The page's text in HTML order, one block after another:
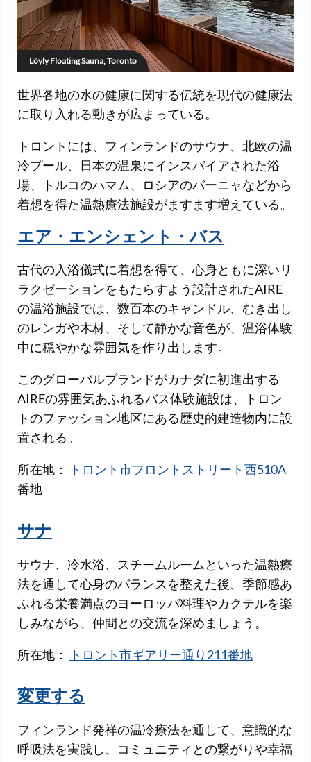
Löyly Floating Sauna, Toronto
世界各地の水の健康に関する伝統を現代の健康法
に取り入れる動きが広まっている。
トロントには、フィンランドのサウナ、北欧の温
冷プール、日本の温泉にインスパイアされた浴
場、トルコのハマム、ロシアのバーニャなどから
着想を得た温熱療法施設がますます増えている。
エア・エンシェント・バス
古代の入浴儀式に着想を得て、心身ともに深いリ
ラクゼーションをもたらすよう設計されたAIRE
の温浴施設では、数百本のキャンドル、むき出し
のレンガや木材、そして静かな音色が、温浴体験
中に穏やかな雰囲気を作り出します。
このグローバルブランドがカナダに初進出する
AIREの雰囲気あふれるバス体験施設は、トロン
トのファッション地区にある歴史的建造物内に設
置される。
所在地：
トロント市フロントストリート西510A
番地
サナ
サウナ、冷水浴、スチームルームといった温熱療
法を通して心身のバランスを整えた後、季節感あ
ふれる栄養満点のヨーロッパ料理やカクテルを楽
しみながら、仲間との交流を深めましょう。
所在地： トロント市ギアリー通り211番地
変更する
フィンランド発祥の温冷療法を通して、意識的な
呼吸法を実践し、コミュニティとの繋がりや幸福